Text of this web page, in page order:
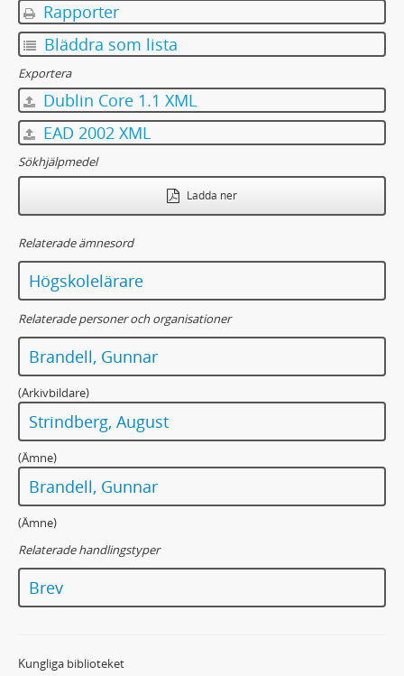
Rapporter
Bläddra som lista
Exportera
Dublin Core 1.1 XML
EAD 2002 XML
Sökhjälpmedel
Ladda ner
Relaterade ämnesord
Högskolelärare
Relaterade personer och organisationer
Brandell, Gunnar
(Arkivbildare)
Strindberg, August
(Ämne)
Brandell, Gunnar
(Ämne)
Relaterade handlingstyper
Brev
Kungliga biblioteket